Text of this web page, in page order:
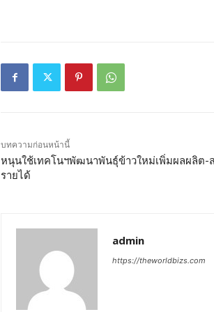
บทความก่อนหน้านี้
หนุนใช้เทคโนฯพัฒนาพันธุ์ข้าวใหม่เพิ่มผลผลิต-
รายได้
admin
https://theworldbizs.com